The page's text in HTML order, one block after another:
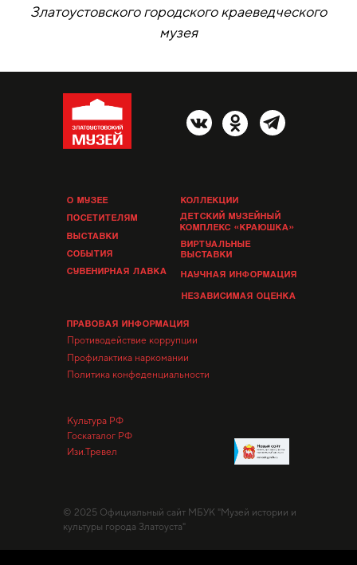
Златоустовского городского краеведческого
музея
КОЛЛЕКЦИИ
ВИРТУАЛЬНЫЕ
ВЫСТАВКИ
НЕЗАВИСИМАЯ ОЦЕНКА
ДЕТСКИЙ МУЗЕЙНЫЙ
КОМПЛЕКС «КРАЮШКА»
НАУЧНАЯ ИНФОРМАЦИЯ
Культура РФ
О МУЗЕЕ
ВЫСТАВКИ
СУВЕНИРНАЯ ЛАВКА
СОБЫТИЯ
ПОСЕТИТЕЛЯМ
ПРАВОВАЯ ИНФОРМАЦИЯ
Противодействие коррупции
Профилактика наркомании
Политика конфеденциальности
Госкаталог РФ
Изи.Тревел
© 2025 Официальный сайт МБУК "Музей истории и
культуры города Златоуста"